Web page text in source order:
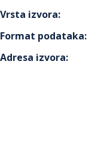
Vrsta izvora:
Format podataka:
Adresa izvora: